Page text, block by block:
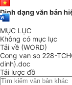
Định dạng văn bản
MỤC LỤC
Không có mục lục
Tải về (WORD)
Cong van so 228-
dinh).doc
Tải lược đồ